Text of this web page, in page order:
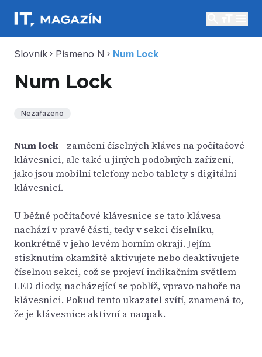
Slovník chevron_right Písmeno N chevron_right Num Lock
Num Lock
Nezařazeno
Num lock - zamčení číselných kláves na počítačové
klávesnici, ale také u jiných podobných zařízení,
jako jsou mobilní telefony nebo tablety s digitální
klávesnicí.
U běžné počítačové klávesnice se tato klávesa
nachází v pravé části, tedy v sekci číselníku,
konkrétně v jeho levém horním okraji. Jejím
stisknutím okamžitě aktivujete nebo deaktivujete
číselnou sekci, což se projeví indikačním světlem
LED diody, nacházející se poblíž, vpravo nahoře na
klávesnici. Pokud tento ukazatel svítí, znamená to,
že je klávesnice aktivní a naopak.